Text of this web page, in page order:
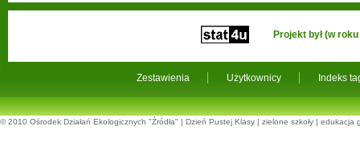
Zestawienia Użytkownicy Indeks
Projekt był (w
© 2010 Ośrodek Działań Ekologicznych "Źródła" | Dzień Pustej Klasy | zielone szkoły | edukacja